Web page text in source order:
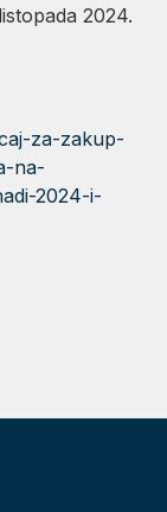
2024.
za-zakup-
na-
2024-i-